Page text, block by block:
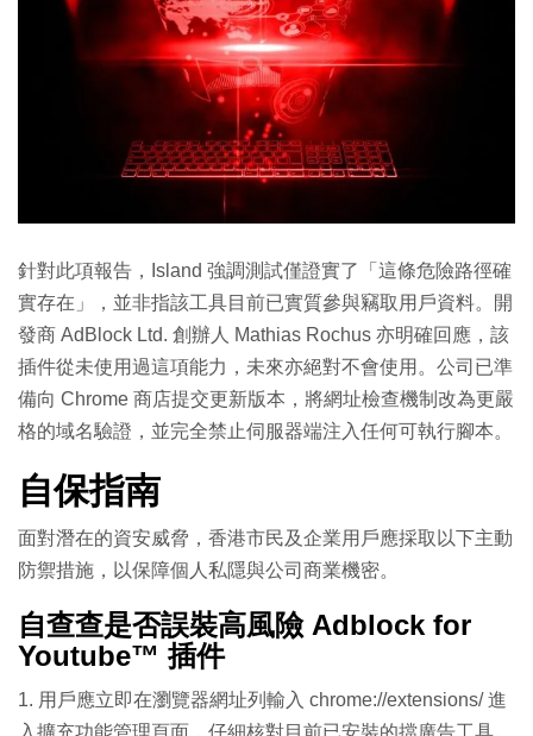
針對此項報告，Island 強調測試僅證實了「這條危險路徑確
實存在」，並非指該工具目前已實質參與竊取用戶資料。開
發商 AdBlock Ltd. 創辦人 Mathias Rochus 亦明確回應，該
插件從未使用過這項能力，未來亦絕對不會使用。公司已準
備向 Chrome 商店提交更新版本，將網址檢查機制改為更嚴
格的域名驗證，並完全禁止伺服器端注入任何可執行腳本。
自保指南
面對潛在的資安威脅，香港市民及企業用戶應採取以下主動
防禦措施，以保障個人私隱與公司商業機密。
自查查是否誤裝高風險 Adblock for
Youtube™ 插件
1. 用戶應立即在瀏覽器網址列輸入 chrome://extensions/進
入擴充功能管理頁面，仔細核對目前已安裝的擋廣告工具。